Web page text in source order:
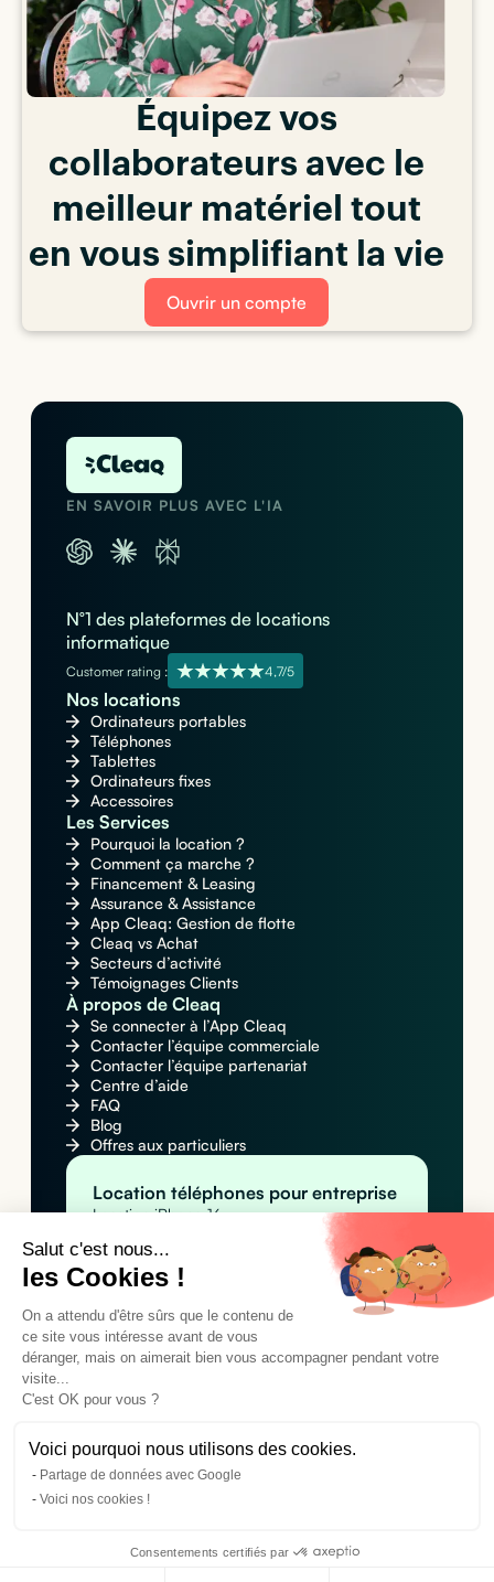
Salut c'est nous...
les Cookies !
On a attendu d'être sûrs que le contenu de
ce site vous intéresse avant de vous
déranger, mais on aimerait bien vous accompagner pendant votre
visite...
C'est OK pour vous ?
Voici pourquoi nous utilisons des cookies.
Partage de données avec Google
Voici nos cookies !
Consentements certifiés par
Équipez vos
collaborateurs avec le
meilleur matériel tout
en vous simplifiant la vie
Ouvrir un compte
EN SAVOIR PLUS AVEC L'IA
N°1 des plateformes de locations
informatique
Customer rating : 4,7/5
Nos locations
Ordinateurs portables
Téléphones
Tablettes
Ordinateurs fixes
Accessoires
Les Services
Pourquoi la location ?
Comment ça marche ?
Financement & Leasing
Assurance & Assistance
App Cleaq: Gestion de flotte
Cleaq vs Achat
Secteurs d’activité
Témoignages Clients
À propos de Cleaq
Se connecter à l’App Cleaq
Contacter l’équipe commerciale
Contacter l’équipe partenariat
Centre d’aide
FAQ
Blog
Offres aux particuliers
Location téléphones pour entreprise
Location iPhone 16
Location Samsung Galaxy S25
Location MacBook pour entreprise
Location Apple MacBook Pro 14" M4
Location Apple MacBook Air M4
Location MacBook Air 15" M4
Location tablettes pour entreprise
Location Apple iPad Pro 11" M4 (Wi-Fi +
Location Samsung Galaxy Tab A9+
©2024 Cleaq SAS. Tous droits réservés.
Conditions générales d'utilisation
Politique de confidentialité